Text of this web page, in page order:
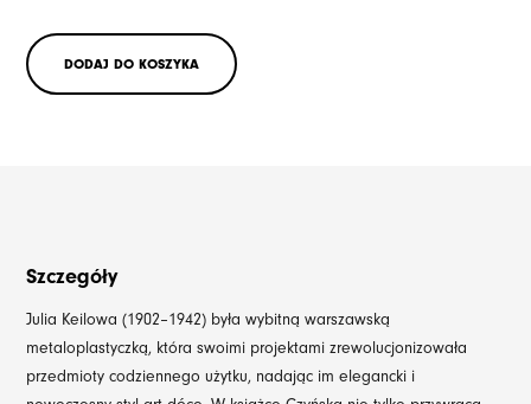
DODAJ DO KOSZYKA
Szczegóły
Julia Keilowa (1902–1942) była wybitną warszawską
metaloplastyczką, która swoimi projektami zrewolucjonizowała
przedmioty codziennego użytku, nadając im elegancki i